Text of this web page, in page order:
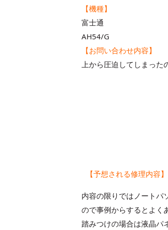
【機種】
富士通
AH54/G
【お問い合わせ内容】
上から圧迫してしまった
【予想される修理内容】
内容の限りではノートパ
ので事例からするとよく
踏みつけの場合は液晶パ